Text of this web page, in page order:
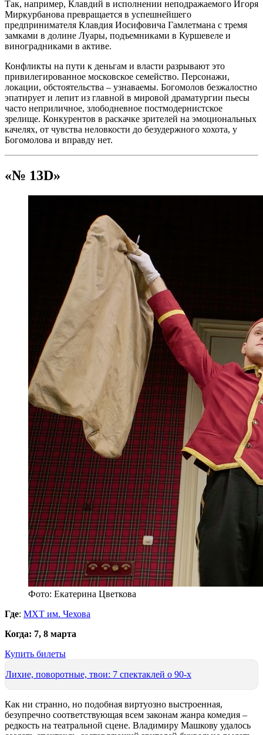
Так, например, Клавдий в исполнении неподражаемого Игоря
Миркурбанова превращается в успешнейшего
предпринимателя Клавдия Иосифовича Гамлетмана с тремя
замками в долине Луары, подъемниками в Куршевеле и
виноградниками в активе.
Конфликты на пути к деньгам и власти разрывают это
привилегированное московское семейство. Персонажи,
локации, обстоятельства – узнаваемы. Богомолов безжалостно
эпатирует и лепит из главной в мировой драматургии пьесы
часто неприличное, злободневное постмодернистское
зрелище. Конкурентов в раскачке зрителей на эмоциональных
качелях, от чувства неловкости до безудержного хохота, у
Богомолова и вправду нет.
«№ 13D»
Фото: Екатерина Цветкова
Где: МХТ им. Чехова
Когда: 7, 8 марта
Купить билеты
Лихие, поворотные, твои: 7 спектаклей о 90-х
Как ни странно, но подобная виртуозно выстроенная,
безупречно соответствующая всем законам жанра комедия –
редкость на театральной сцене. Владимиру Машкову удалось